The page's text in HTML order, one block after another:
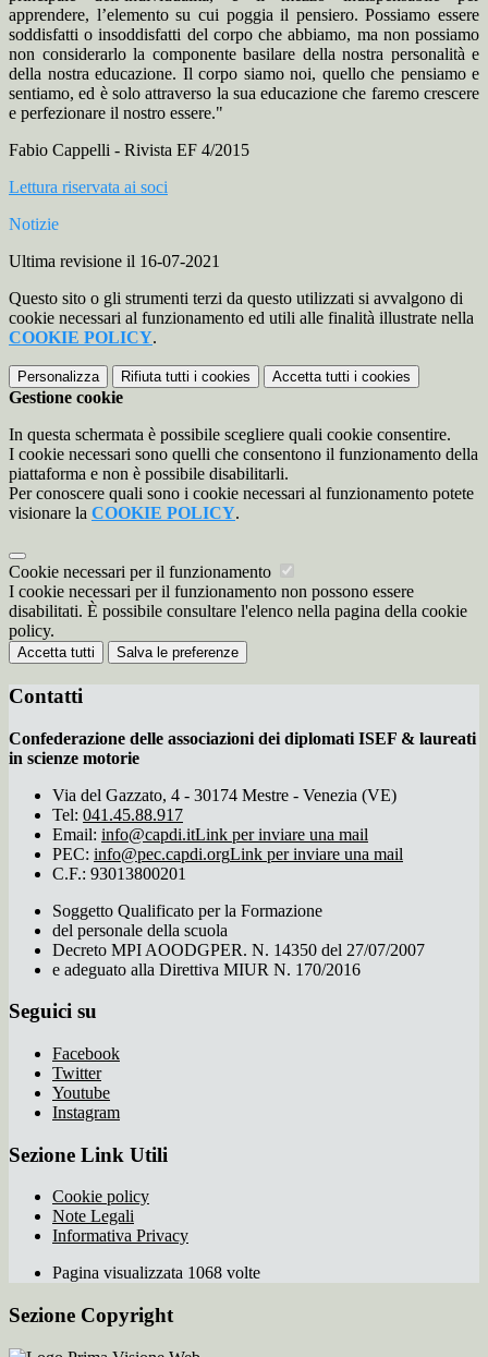
apprendere, l’elemento su cui poggia il pensiero. Possiamo essere
soddisfatti o insoddisfatti del corpo che abbiamo, ma non possiamo
non considerarlo la componente basilare della nostra personalità e
della nostra educazione. Il corpo siamo noi, quello che pensiamo e
sentiamo, ed è solo attraverso la sua educazione che faremo crescere
e perfezionare il nostro essere."
Fabio Cappelli - Rivista EF 4/2015
Lettura riservata ai soci
Notizie
Ultima revisione il 16-07-2021
Questo sito o gli strumenti terzi da questo utilizzati si avvalgono di
cookie necessari al funzionamento ed utili alle finalità illustrate nella
COOKIE POLICY.
Personalizza Rifiuta tutti i cookies Accetta tutti i cookies
Gestione cookie
In questa schermata è possibile scegliere quali cookie consentire.
I cookie necessari sono quelli che consentono il funzionamento della
piattaforma e non è possibile disabilitarli.
Per conoscere quali sono i cookie necessari al funzionamento potete
visionare la COOKIE POLICY.
Cookie necessari per il funzionamento
I cookie necessari per il funzionamento non possono essere
disabilitati. È possibile consultare l'elenco nella pagina della cookie
policy.
Accetta tutti Salva le preferenze
Contatti
Confederazione delle associazioni dei diplomati ISEF & laureati
in scienze motorie
Via del Gazzato, 4 - 30174 Mestre - Venezia (VE)
Tel: 041.45.88.917
Email: info@capdi.itLink per inviare una mail
PEC: info@pec.capdi.orgLink per inviare una mail
C.F.: 93013800201
Soggetto Qualificato per la Formazione
del personale della scuola
Decreto MPI AOODGPER. N. 14350 del 27/07/2007
e adeguato alla Direttiva MIUR N. 170/2016
Seguici su
Facebook
Twitter
Youtube
Instagram
Sezione Link Utili
Cookie policy
Note Legali
Informativa Privacy
Pagina visualizzata 1068 volte
Sezione Copyright